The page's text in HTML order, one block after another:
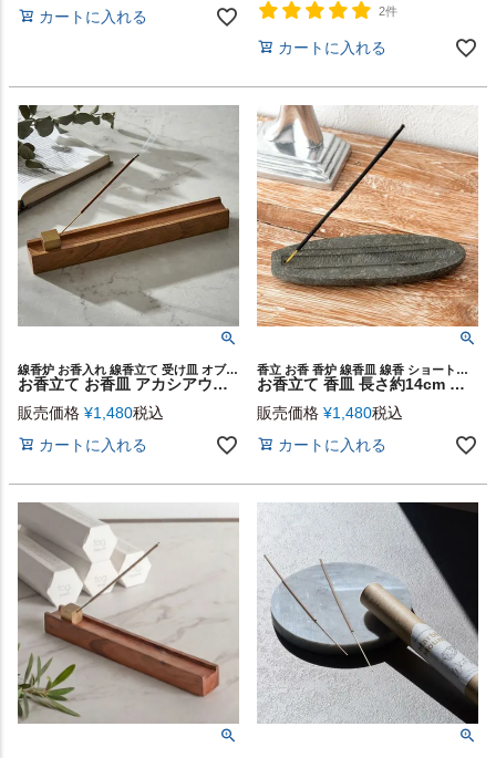
カートに入れる
2件
カートに入れる
線香炉 お香入れ 線香立て 受け皿 オブジェ トレイ インテリア
お香立て お香皿 アカシアウッド 木製 真鍮 横置 インド 製 約 W 24.5 × D 3 × H 4 cm お香スタンド インセンスホルダー インセンススタンド インセンストレイ お香トレイ おしゃれ エスニック BOHO ボーホー インド雑貨 韓国 西海岸 [34543]
販売価格 ¥1,480税込
カートに入れる
香立 お香 香炉 線香皿 線香 ショートスティック
お香立て 香皿 長さ約14cm 幅約4.5cm 高さ約1.2cm ストーン 石 お香 [12481]【 インセンス スタンド トレイ おしゃれ 香立て お香たて 皿 サーフボード ビーチ マリンテイスト ビーチスタイル 西海岸風 西海岸スタイル 男前 海 サーフスタイル ビーチハウス 】
販売価格 ¥1,480税込
カートに入れる